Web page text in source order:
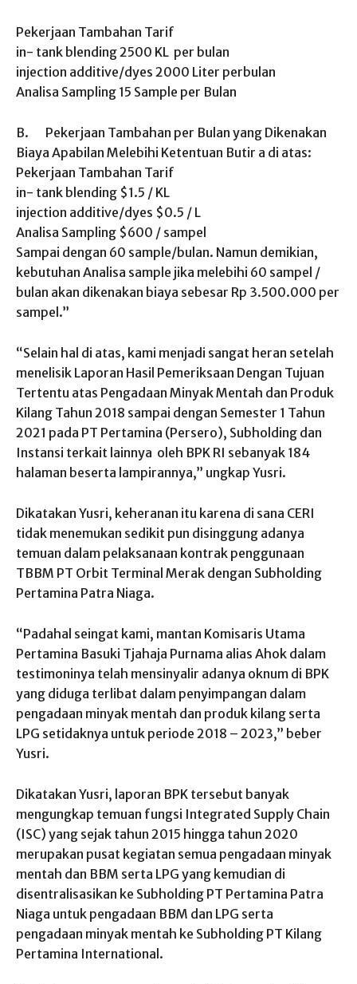
Pekerjaan Tambahan Tarif
in- tank blending 2500 KL per bulan
injection additive/dyes 2000 Liter perbulan
Analisa Sampling 15 Sample per Bulan
B. Pekerjaan Tambahan per Bulan yang Dikenakan
Biaya Apabilan Melebihi Ketentuan Butir a di atas:
Pekerjaan Tambahan Tarif
in- tank blending $1.5 / KL
injection additive/dyes $0.5 / L
Analisa Sampling $600 / sampel
Sampai dengan 60 sample/bulan. Namun demikian,
kebutuhan Analisa sample jika melebihi 60 sampel /
bulan akan dikenakan biaya sebesar Rp 3.500.000 per
sampel.”
“Selain hal di atas, kami menjadi sangat heran setelah
menelisik Laporan Hasil Pemeriksaan Dengan Tujuan
Tertentu atas Pengadaan Minyak Mentah dan Produk
Kilang Tahun 2018 sampai dengan Semester 1 Tahun
2021 pada PT Pertamina (Persero), Subholding dan
Instansi terkait lainnya oleh BPK RI sebanyak 184
halaman beserta lampirannya,” ungkap Yusri.
Dikatakan Yusri, keheranan itu karena di sana CERI
tidak menemukan sedikit pun disinggung adanya
temuan dalam pelaksanaan kontrak penggunaan
TBBM PT Orbit Terminal Merak dengan Subholding
Pertamina Patra Niaga.
“Padahal seingat kami, mantan Komisaris Utama
Pertamina Basuki Tjahaja Purnama alias Ahok dalam
testimoninya telah mensinyalir adanya oknum di BPK
yang diduga terlibat dalam penyimpangan dalam
pengadaan minyak mentah dan produk kilang serta
LPG setidaknya untuk periode 2018 – 2023,” beber
Yusri.
Dikatakan Yusri, laporan BPK tersebut banyak
mengungkap temuan fungsi Integrated Supply Chain
(ISC) yang sejak tahun 2015 hingga tahun 2020
merupakan pusat kegiatan semua pengadaan minyak
mentah dan BBM serta LPG yang kemudian di
disentralisasikan ke Subholding PT Pertamina Patra
Niaga untuk pengadaan BBM dan LPG serta
pengadaan minyak mentah ke Subholding PT Kilang
Pertamina International.